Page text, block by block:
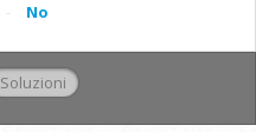
No
Soluzioni